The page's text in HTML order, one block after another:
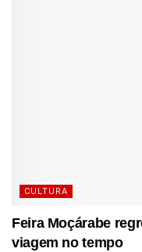
CULTURA
Feira Moçárabe
viagem no tempo